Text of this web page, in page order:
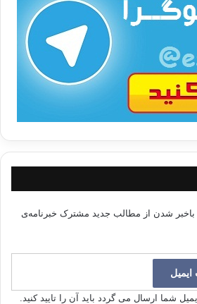
باخبر شدن از مطالب جدید مشترک خبرنامه‌ی
شما ارسال می گردد باید آن را تایید کنید.